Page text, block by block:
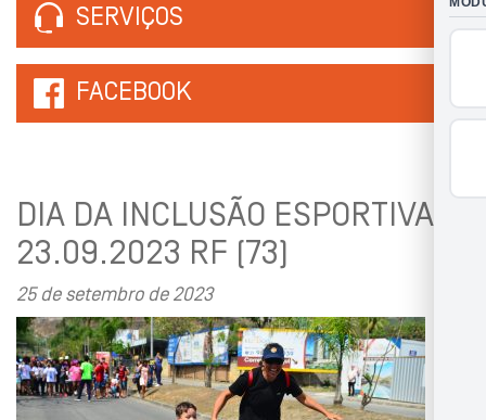
SERVIÇOS
FACEBOOK
DIA DA INCLUSÃO ESPORTIVA
23.09.2023 RF (73)
25 de setembro de 2023